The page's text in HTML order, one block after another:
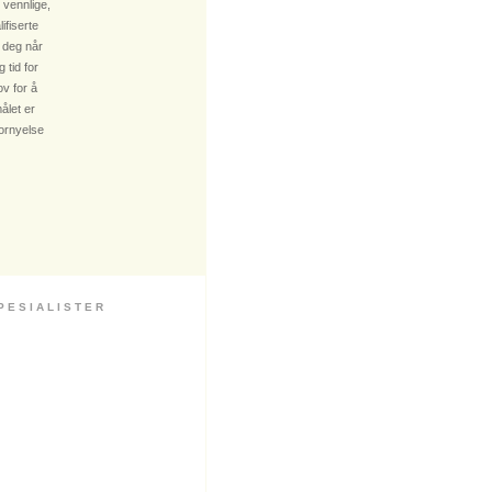
når
tid for
for å
er
S I A L I S T E R